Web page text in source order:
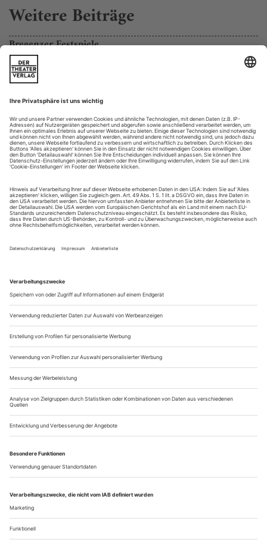
Weitere Beiträge
Bregenzer Festspiele
Es war die letzte Spielzeit des lange amtierenden Präsidenten
Günter Rhomberg bei den Bregenzer Festspielen. Außerdem
steht der nächste künstlerische Chef Roland Geyer (bislang
Theater an der Wien) bereits in den Startlöchern. Trotzdem
hat David Pountney noch das Sagen am Bodensee. Und er hat
bei der englischen Komponistin Judith Weir eine
Uraufführung bestellt....
Bregenz riskiert Umberto Giordanos «André Chénier» auf der
Seebühne und geht mit Judith Weir auf «Achterbahn»-Fahrt im
Festspielhaus
Der Bodensee ist eine Badewanne. Aber nicht irgendeine.
jener erst als Publizist der Schlächter wütende, dann zur
Milde neigende Volkstribun, den am 13. Juli 1793 die
fromme und friedliebende normannische Jungfrau Marie
Charlotte Corday d’Armont in...
Anregend, ausgewogen, aufregend
Aus den Niederlanden kommen gleich zwei neue Wagner-
Produktionen: ein «Parsifal» als konzertanter Mitschnitt und ein
«Holländer» aus Amsterdam
Aufnahmen im Mehrkanalton-Verfahren tendieren oft zu
einer gewissen Weichzeichnung. Der Klang ist räumlicher,
aber oft auch weniger scharf konturiert. Man mag das
bedauern, doch dem «Parsifal», der im Dezember 2010 mit
den Philharmonikern des Niederländischen Rundfunks unter
Jaap van Zweden anlässlich einer konzertanten Aufführung in
Amsterdam mitgeschnitten wurde,...
Über uns Kontakt Kritikerumfrage Newsletter